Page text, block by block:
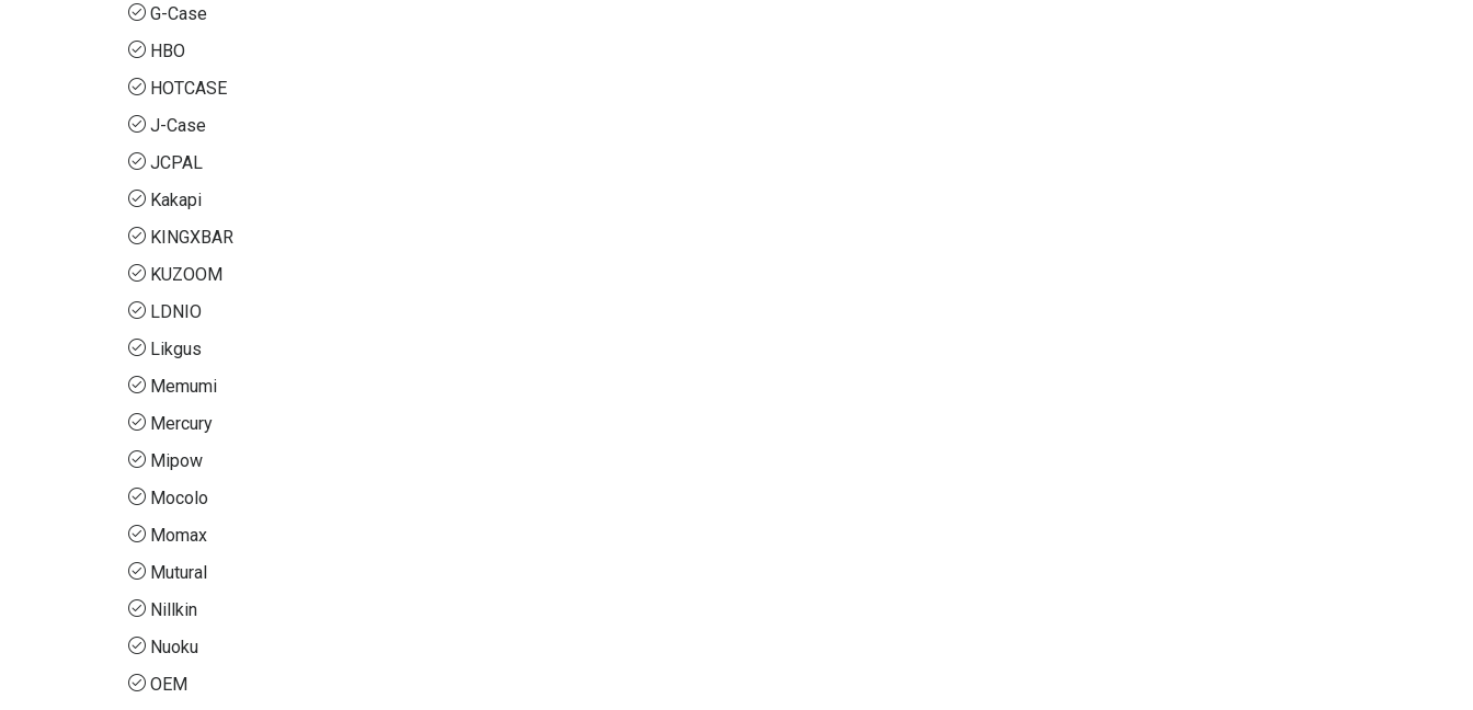
G-Case
HBO
HOTCASE
J-Case
JCPAL
Kakapi
KINGXBAR
KUZOOM
LDNIO
Likgus
Memumi
Mercury
Mipow
Mocolo
Momax
Mutural
Nillkin
Nuoku
OEM